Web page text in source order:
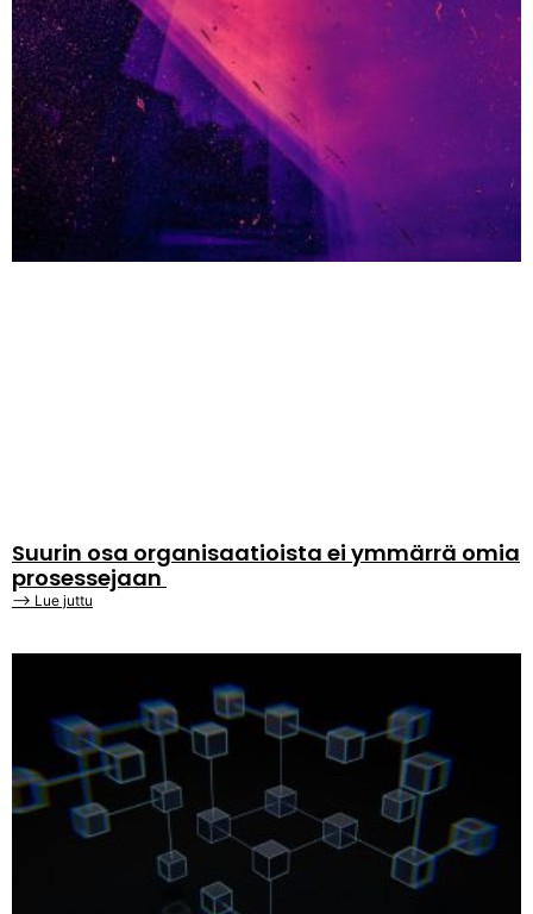
Suurin osa organisaatioista ei ymmärrä omia
prosessejaan
⟶ Lue juttu